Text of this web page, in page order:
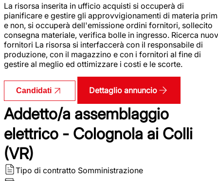
La risorsa inserita in ufficio acquisti si occuperà di
pianificare e gestire gli approvvigionamenti di materia
e non, si occuperà dell'emissione ordini fornitori, sollecito
consegna materiale, verifica bolle in ingresso. Ricerca
fornitori La risorsa si interfaccerà con il responsabile di
produzione, con il magazzino e con i fornitori al fine di
gestire al meglio ed ottimizzare i costi e le scorte.
Candidati Dettaglio annuncio
Addetto/a assemblaggio
elettrico - Colognola ai Colli
(VR)
Tipo di contratto Somministrazione